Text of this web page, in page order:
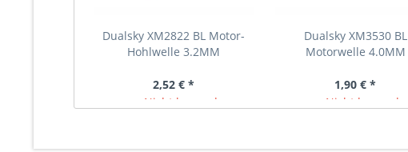
Dualsky XM2822 BL Motor-
Hohlwelle 3.2MM
2,52 € *
Nicht lagernd
Dualsky XM3530 BL
Motorwelle 4.0MM
1,90 € *
Nicht lagernd